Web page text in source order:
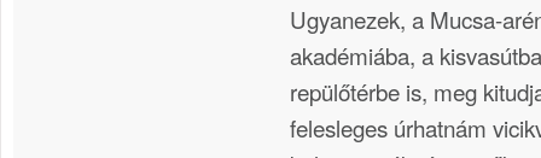
Ugyanezek, a Mucsa-
akadémiába, a
repülőtérbe is, meg
felesleges úrhatnám